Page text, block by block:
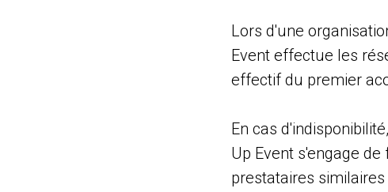
Lors d'une
Event effectue les
effectif du premier
En cas
Up Event s'engage
prestataires